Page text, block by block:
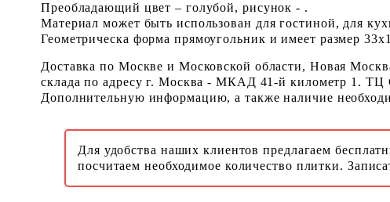
Преобладающий цвет – голубой, рисунок - .
Материал может быть использован для гостиной, для
Геометрическа форма прямоугольник и имеет размер
Доставка по Москве и Московской области, Новая
склада по адресу г. Москва - МКАД 41-й километр 1. ТЦ
Дополнительную информацию, а также наличие
Для удобства наших клиентов предлагаем
посчитаем необходимое количество плитки.